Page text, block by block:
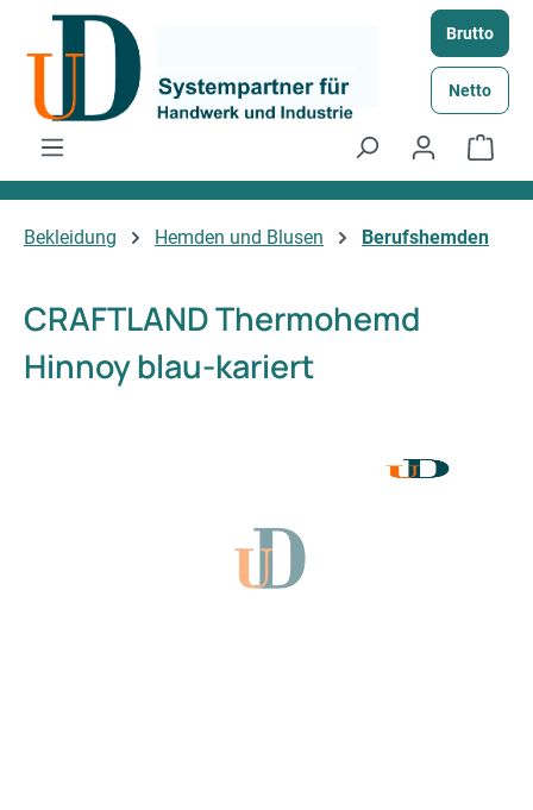
Zum Hauptinhalt springen Brutto
Netto
Bekleidung Hemden und Blusen Berufshemden
CRAFTLAND Thermohemd
Hinnoy blau-kariert